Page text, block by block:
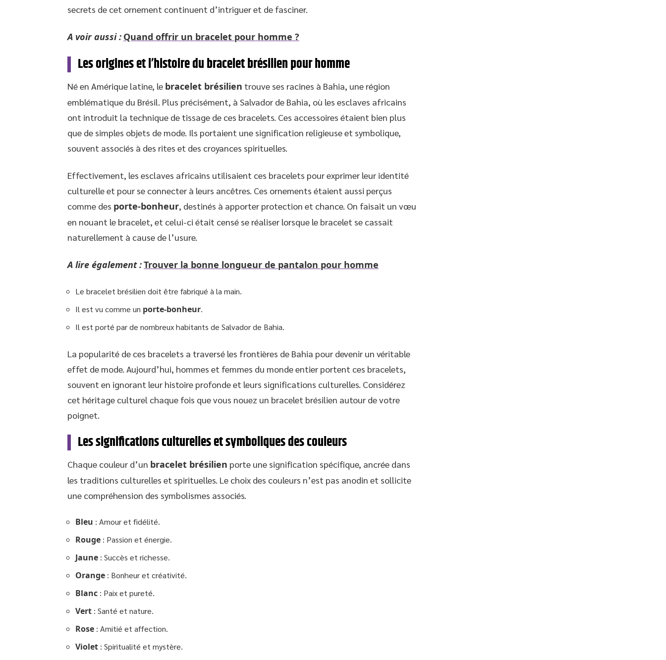
secrets de cet ornement continuent d’intriguer et de fasciner.
A voir aussi : Quand offrir un bracelet pour homme ?
Les origines et l’histoire du bracelet brésilien pour homme
Né en Amérique latine, le bracelet brésilien trouve ses racines à Bahia, une région
emblématique du Brésil. Plus précisément, à Salvador de Bahia, où les esclaves africains
ont introduit la technique de tissage de ces bracelets. Ces accessoires étaient bien plus
que de simples objets de mode. Ils portaient une signification religieuse et symbolique,
souvent associés à des rites et des croyances spirituelles.
Effectivement, les esclaves africains utilisaient ces bracelets pour exprimer leur identité
culturelle et pour se connecter à leurs ancêtres. Ces ornements étaient aussi perçus
comme des porte-bonheur, destinés à apporter protection et chance. On faisait un vœu
en nouant le bracelet, et celui-ci était censé se réaliser lorsque le bracelet se cassait
naturellement à cause de l’usure.
A lire également :Trouver la bonne longueur de pantalon pour homme
Le bracelet brésilien doit être fabriqué à la main.
Il est vu comme un porte-bonheur.
Il est porté par de nombreux habitants de Salvador de Bahia.
La popularité de ces bracelets a traversé les frontières de Bahia pour devenir un véritable
effet de mode. Aujourd’hui, hommes et femmes du monde entier portent ces bracelets,
souvent en ignorant leur histoire profonde et leurs significations culturelles. Considérez
cet héritage culturel chaque fois que vous nouez un bracelet brésilien autour de votre
poignet.
Les significations culturelles et symboliques des couleurs
Chaque couleur d’un bracelet brésilien porte une signification spécifique, ancrée dans
les traditions culturelles et spirituelles. Le choix des couleurs n’est pas anodin et sollicite
une compréhension des symbolismes associés.
Bleu : Amour et fidélité.
Rouge : Passion et énergie.
Jaune : Succès et richesse.
Orange : Bonheur et créativité.
Blanc : Paix et pureté.
Vert : Santé et nature.
Rose : Amitié et affection.
Violet : Spiritualité et mystère.